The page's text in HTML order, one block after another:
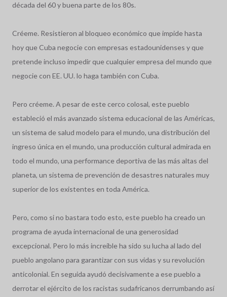
década del 60 y buena parte de los 80s.
Créeme. Resistieron al bloqueo económico que impide hasta
hoy que Cuba negocie con empresas estadounidenses y que
pretende incluso impedir que cualquier empresa del mundo que
negocie con EE. UU. lo haga también con Cuba.
Pero créeme. A pesar de este cerco colosal, este pueblo
estableció el más avanzado sistema educacional de las Américas,
un sistema de salud modelo para el mundo, una distribución del
ingreso única en el mundo, una producción cultural admirada en
todo el mundo, una performance deportiva de las más altas del
planeta, un sistema de prevención de desastres naturales muy
superior de los existentes en toda América.
Pero, como si no bastara todo esto, este pueblo ha creado un
programa de ayuda internacional de una generosidad
excepcional. Pero lo más increíble ha sido su lucha al lado del
pueblo angolano para garantizar con sus vidas y su revolución
anticolonial. En seguida ayudó decisivamente a ese pueblo a
derrotar el ejército de los racistas sudafricanos derrumbando así